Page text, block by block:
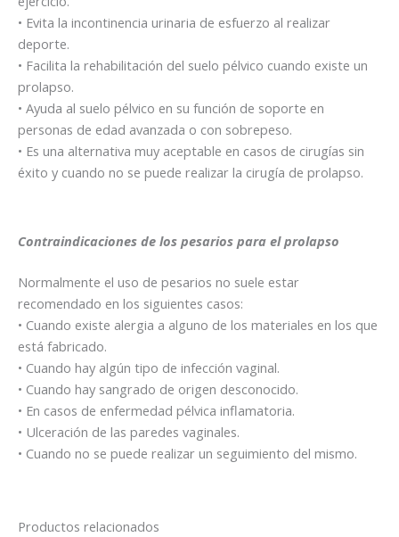
• Evita la incontinencia urinaria de esfuerzo al realizar
deporte.
• Facilita la rehabilitación del suelo pélvico cuando existe un
prolapso.
• Ayuda al suelo pélvico en su función de soporte en
personas de edad avanzada o con sobrepeso.
• Es una alternativa muy aceptable en casos de cirugías sin
éxito y cuando no se puede realizar la cirugía de prolapso.
Contraindicaciones de los pesarios para el prolapso
Normalmente el uso de pesarios no suele estar
recomendado en los siguientes casos:
• Cuando existe alergia a alguno de los materiales en los que
está fabricado.
• Cuando hay algún tipo de infección vaginal.
• Cuando hay sangrado de origen desconocido.
• En casos de enfermedad pélvica inflamatoria.
• Ulceración de las paredes vaginales.
• Cuando no se puede realizar un seguimiento del mismo.
Productos relacionados